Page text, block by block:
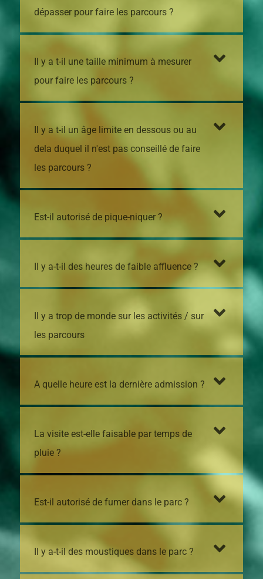
dépasser pour faire les parcours ?
Il y a t-il une taille minimum à mesurer
pour faire les parcours ?
Il y a t-il un âge limite en dessous ou au
dela duquel il n'est pas conseillé de faire
les parcours ?
Est-il autorisé de pique-niquer ?
Il y a-t-il des heures de faible affluence ?
Il y a trop de monde sur les activités / sur
les parcours
A quelle heure est la dernière admission ?
La visite est-elle faisable par temps de
pluie ?
Est-il autorisé de fumer dans le parc ?
Il y a-t-il des moustiques dans le parc ?